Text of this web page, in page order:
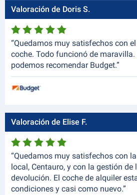
Valoración de Doris S.
“Quedamos muy satisfechos con el
coche. Todo funcionó de
podemos recomendar Budget.”
Valoración de Elise F.
“Quedamos muy satisfechos con
local, Centauro, y con la gestión de
devolución. El coche de alquiler
condiciones y casi como nuevo.”